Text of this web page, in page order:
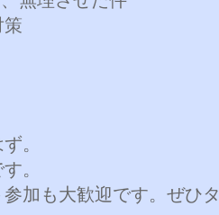
策
。
。
加も大歓迎です。ぜひタ